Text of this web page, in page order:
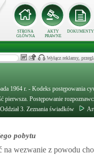
STRONA
GŁÓWNA
AKTY
PRAWNE
DOKUMENTY
Wyłącz reklamy,
1964 r. - Kodeks postępowania
pierwsza. Postępowanie
Oddział 3. Zeznania świadków
pobytu
wezwanie z powodu